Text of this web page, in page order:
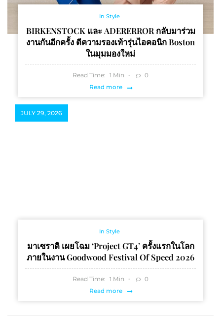
In Style
BIRKENSTOCK และ ADERERROR กลับมาร่วม
งานกันอีกครั้ง ตีความรองเท้ารุ่นไอคอนิก Boston
ในมุมมองใหม่
Read Time: 1 Min
0
Read more
JULY 29, 2026
In Style
มาเซราติ เผยโฉม ‘Project GT4’ ครั้งแรกในโลก
ภายในงาน Goodwood Festival Of Speed 2026
Read Time: 1 Min
0
Read more